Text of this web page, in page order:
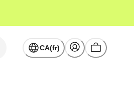
CA(fr)